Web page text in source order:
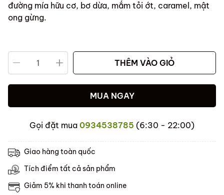
đường mía hữu cơ, bơ dừa, mắm tỏi ớt, caramel, mật
ong gừng.
THÊM VÀO GIỎ
MUA NGAY
Gọi đặt mua 0934538785 (6:30 - 22:00)
Giao hàng toàn quốc
Tích điểm tất cả sản phẩm
Giảm 5% khi thanh toán online